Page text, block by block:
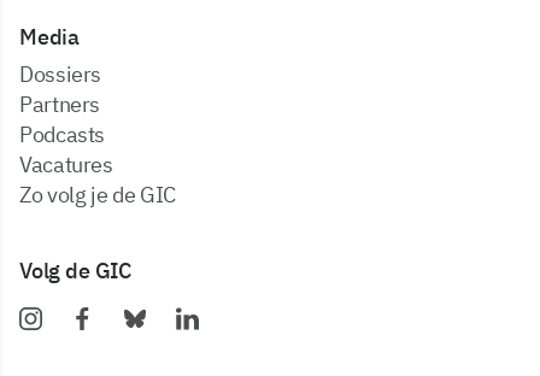
Media
dossiers
partners
podcasts
vacatures
zo volg je de GIC
Volg de GIC